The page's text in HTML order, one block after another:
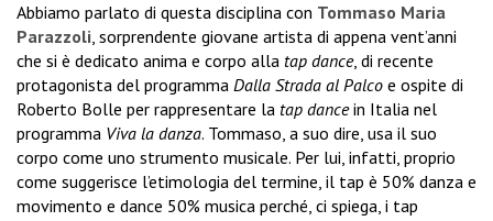
Abbiamo parlato di questa disciplina con Tommaso Maria
Parazzoli, sorprendente giovane artista di appena vent’anni
che si è dedicato anima e corpo alla tap dance, di recente
protagonista del programma Dalla Strada al Palco e ospite di
Roberto Bolle per rappresentare la tap dancein Italia nel
programma Viva la danza. Tommaso, a suo dire, usa il suo
corpo come uno strumento musicale. Per lui, infatti, proprio
come suggerisce l’etimologia del termine, il tap è 50% danza e
movimento e dance 50% musica perché, ci spiega, i tap